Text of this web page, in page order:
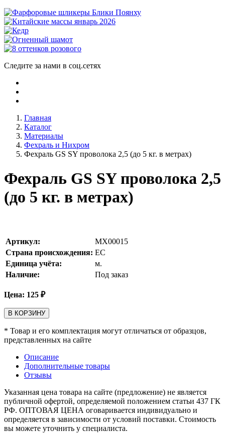
Следите за нами в соц.сетях
Главная
Каталог
Материалы
Фехраль и Нихром
Фехраль GS SY проволока 2,5 (до 5 кг. в метрах)
Фехраль GS SY проволока 2,5
(до 5 кг. в метрах)
Артикул:
MX00015
Страна происхождения: ЕС
Единица учёта:
м.
Наличие:
Под заказ
Цена: 125 ₽
В КОРЗИНУ
* Товар и его комплектация могут отличаться от образцов,
представленных на сайте
Описание
Дополнительные товары
Отзывы
Указанная цена товара на сайте (предложение) не является
публичной офертой, определяемой положением статьи 437 ГК
РФ. ОПТОВАЯ ЦЕНА оговаривается индивидуально и
определяется в зависимости от условий поставки. Стоимость
вы можете уточнить у специалиста.